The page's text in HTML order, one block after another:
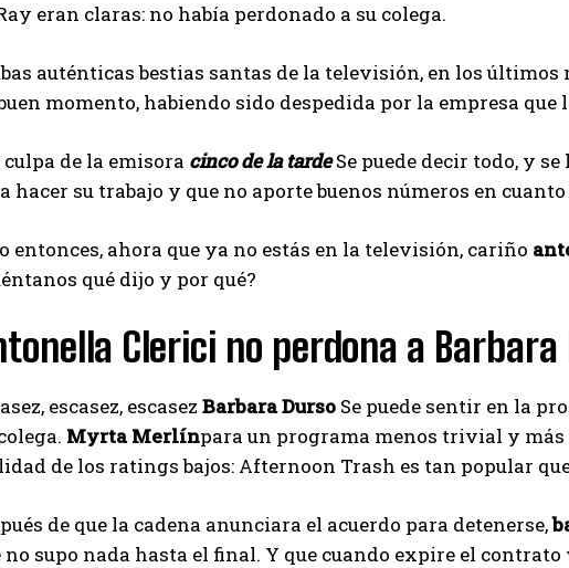
eran claras: no había perdonado a su colega.
auténticas bestias santas de la televisión, en los últimos
momento, habiendo sido despedida por la empresa
culpa de la emisora cinco de la tarde Se puede decir todo, y
hacer su trabajo y que no aporte buenos números en
entonces, ahora que ya no estás en la televisión, cariño
qué dijo y por qué?
Clerici no perdona a Barbara
escasez, escasez Barbara Durso Se puede sentir en la
Myrta Merlínpara un programa menos trivial y
de los ratings bajos: Afternoon Trash es tan popular
de que la cadena anunciara el acuerdo para detenerse,
no supo nada hasta el final. Y que cuando expire el